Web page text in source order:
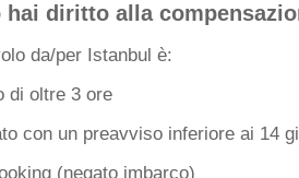
hai diritto alla
da/per Istanbul è:
di oltre 3 ore
con un preavviso inferiore ai 14
(negato imbarco)